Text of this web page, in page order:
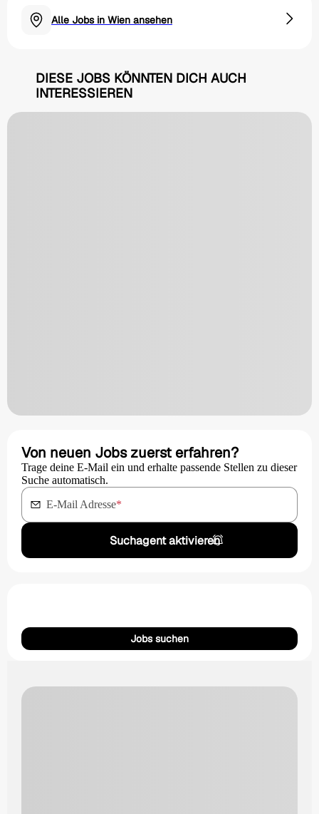
Alle Jobs in Wien ansehen
DIESE JOBS KÖNNTEN DICH AUCH
INTERESSIEREN
Von neuen Jobs zuerst erfahren?
Trage deine E-Mail ein und erhalte passende Stellen zu dieser
Suche automatisch.
E-Mail Adresse*
Suchagent aktivieren
Jobs suchen